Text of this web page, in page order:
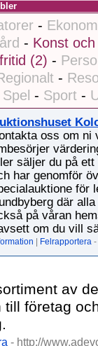
-
- Konst
(2) -
-
Spel - Sport -
oss om ni
säljer du på
har genomför
för
där
på våran
om du vill
Felrapportera -
av
företag
- http://